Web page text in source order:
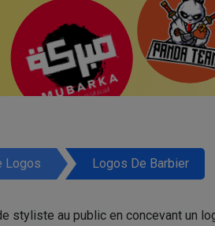
Logos Logos De Barbier
styliste au public en concevant un